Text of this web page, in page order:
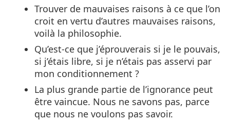
Trouver de mauvaises raisons à ce que l’on
croit en vertu d’autres mauvaises raisons,
voilà la philosophie.
Qu’est-ce que j’éprouverais si je le pouvais,
si j’étais libre, si je n’étais pas asservi par
mon conditionnement ?
La plus grande partie de l’ignorance peut
être vaincue. Nous ne savons pas, parce
que nous ne voulons pas savoir.